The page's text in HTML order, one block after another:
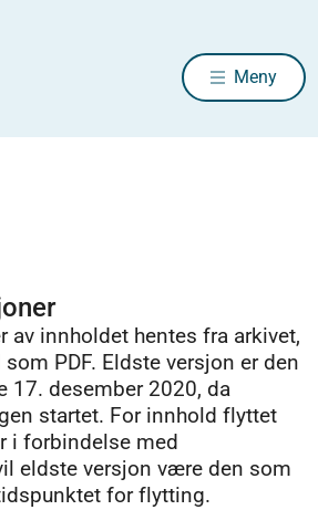
Meny
av innholdet hentes fra arkivet,
PDF. Eldste versjon er den
17. desember 2020, da
startet. For innhold flyttet
i forbindelse med
eldste versjon være den som
for flytting.